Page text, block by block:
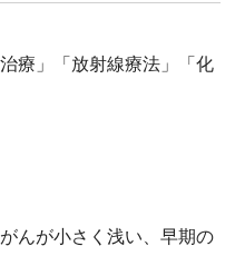
療」「放射線療法」「化
んが小さく浅い、早期の